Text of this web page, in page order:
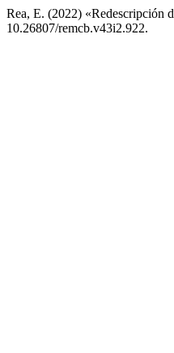
Rea, E. (2022) «Redescripción
10.26807/remcb.v43i2.922.